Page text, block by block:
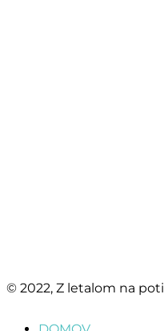
© 2022, Z letalom na poti